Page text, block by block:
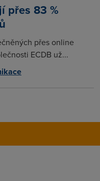
přes 83 %
přes online
ECDB už...